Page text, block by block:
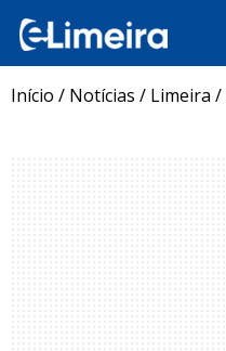
Início / Notícias / Limeira /